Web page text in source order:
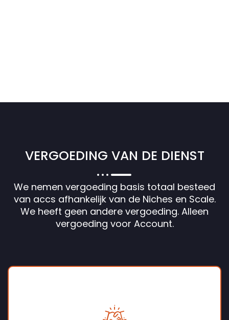
VERGOEDING VAN DE DIENST
We nemen vergoeding basis totaal besteed
van accs afhankelijk van de Niches en Scale.
We heeft geen andere vergoeding. Alleen
vergoeding voor Account.